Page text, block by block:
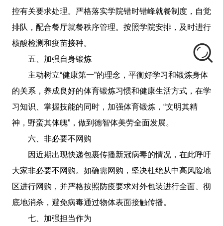
控有关要求处理。严格落实学院错时错峰就餐制度，自觉
排队，配合餐厅就餐秩序管理。按照学院安排，及时进行
核酸检测和疫苗接种。
五、加强自身锻炼
主动树立“健康第一”的理念，平衡好学习和锻炼身体
的关系，养成良好的体育锻炼习惯和健康生活方式，在学
习知识、掌握技能的同时，加强体育锻炼，“文明其精
神，野蛮其体魄”，做到德智体美劳全面发展。
六、非必要不网购
因近期出现快递包裹传播新冠病毒的情况，在此呼吁
大家非必要不网购。如确需网购，坚决杜绝从中高风险地
区进行网购，并严格按照防疫要求对外包装进行全面、彻
底地消杀，避免病毒通过物体表面接触传播。
七、加强担当作为